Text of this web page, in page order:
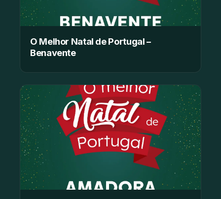
O Melhor Natal de Portugal –
Benavente